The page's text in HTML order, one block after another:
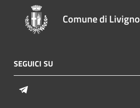
Comune di Livigno
SEGUICI SU